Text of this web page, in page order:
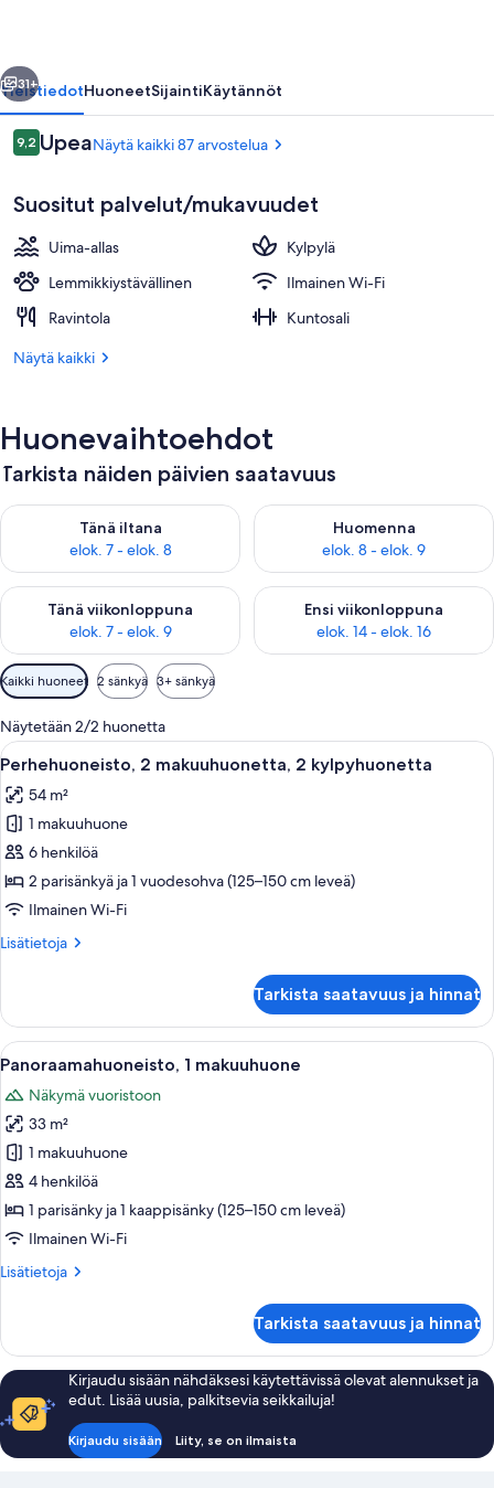
Näkymä majoituspaikasta
Seuraava
31+
YleistiedotHuoneetSijaintiKäytännöt
Arvostelut
9,29,2 kautta 10.
UpeaNäytä kaikki 87 arvostelua
Suositut palvelut/mukavuudet
Uima-allas
Kylpylä
Lemmikkiystävällinen
Ilmainen Wi-Fi
Ravintola
Kuntosali
Näytä kaikki
Huonevaihtoehdot
Tarkista näiden päivien saatavuus
Tänä iltana
elok. 7 - elok. 8
Tarkista tämän illan saatavuus elok. 7 - elok. 8
Huomenna
elok. 8 - elok. 9
Tarkista huomisen saatavuus
Tänä viikonloppuna
elok. 7 - elok. 9
Tarkista tämän viikonlopun saatavuus elok. 7 - elok. 9
Ensi viikonloppuna
elok. 14 - elok. 16
Tarkista ensi viikonlopun
Huoneille
saatavilla
olevia
suodattimia
Kaikki huoneet 2 sänkyä 3+ sänkyä
Näytetään 2/2 huonetta
Avaa
kaikki
huonetyypin
Perhehuoneisto,
2
makuuhuonetta,
2
kuvat
Tunnelmallinen huone, jossa on
6
Perhehuoneisto, 2 makuuhuonetta, 2 kylpyhuonetta
54 m²
1 makuuhuone
6 henkilöä
2 parisänkyä ja 1 vuodesohva (125–150 cm leveä)
Ilmainen Wi-Fi
Lisätietoja
Lisätietoja
makuuhuonetta,
kylpyhuonetta
Tarkista saatavuus ja hinnat
Avaa
kaikki
huonetyypin
Panoraamahuoneisto,
makuuhuone
kuvat
Keittiössä on puukehikoiset kaapit,
6
Panoraamahuoneisto, 1 makuuhuone
Näkymä vuoristoon
33 m²
1 makuuhuone
4 henkilöä
1 parisänky ja 1 kaappisänky (125–150 cm leveä)
Ilmainen Wi-Fi
Lisätietoja
Lisätietoja
makuuhuone
Tarkista saatavuus ja hinnat
Kirjaudu sisään nähdäksesi käytettävissä olevat alennukset ja
edut. Lisää uusia, palkitsevia seikkailuja!
Kirjaudu sisään Liity, se on ilmaista